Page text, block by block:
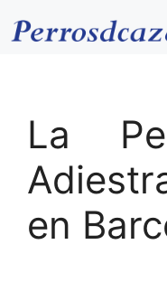
La
en